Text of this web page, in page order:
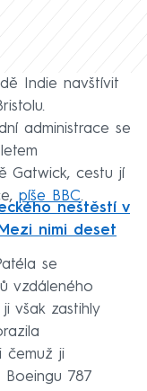
Indie navštívit
administrace se
Gatwick, cestu jí
píše BBC.
neštěstí v
nimi deset
se
vzdáleného
však zastihly
čemuž ji
787